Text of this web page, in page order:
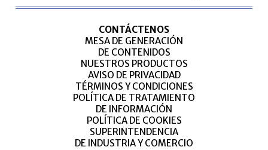
CONTÁCTENOS
MESA DE GENERACIÓN
DE CONTENIDOS
NUESTROS PRODUCTOS
AVISO DE PRIVACIDAD
TÉRMINOS Y CONDICIONES
POLÍTICA DE TRATAMIENTO
DE INFORMACIÓN
POLÍTICA DE COOKIES
SUPERINTENDENCIA
DE INDUSTRIA Y COMERCIO